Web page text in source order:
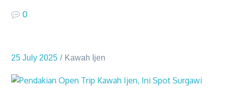
0
25 July 2025 Kawah Ijen